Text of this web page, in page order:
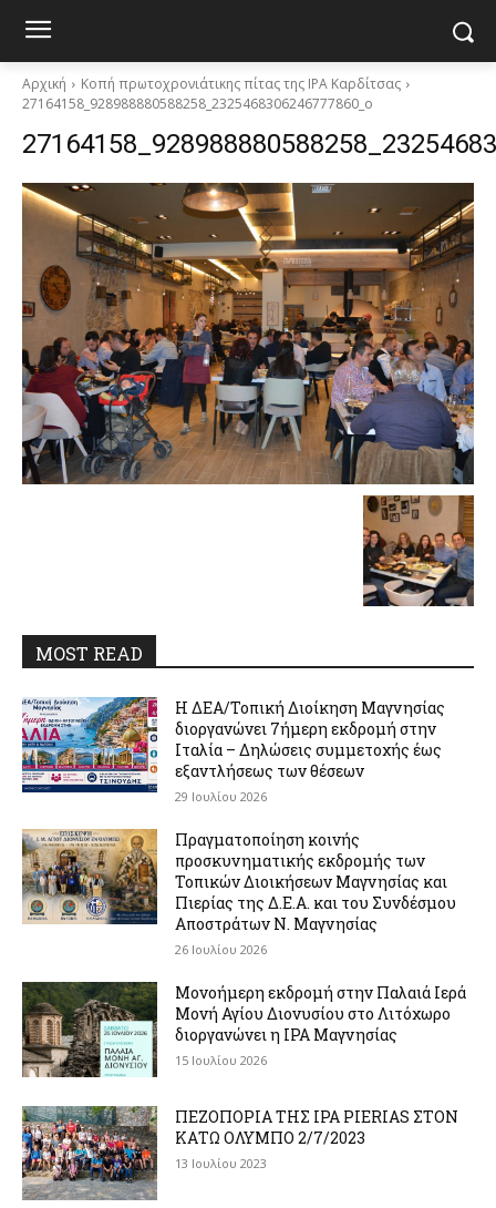
Αρχική
Κοπή πρωτοχρονιάτικης πίτας της ΙΡΑ Καρδίτσας
27164158_928988880588258_2325468306246777860_o
MOST READ
Η ΔΕΑ/Τοπική Διοίκηση Μαγνησίας
διοργανώνει 7ήμερη εκδρομή στην
Ιταλία – Δηλώσεις συμμετοχής έως
εξαντλήσεως των θέσεων
29 Ιουλίου 2026
Πραγματοποίηση κοινής
προσκυνηματικής εκδρομής των
Τοπικών Διοικήσεων Μαγνησίας και
Πιερίας της Δ.Ε.Α. και του Συνδέσμου
Αποστράτων Ν. Μαγνησίας
26 Ιουλίου 2026
Μονοήμερη εκδρομή στην Παλαιά Ιερά
Μονή Αγίου Διονυσίου στο Λιτόχωρο
διοργανώνει η IPA Μαγνησίας
15 Ιουλίου 2026
ΠΕΖΟΠΟΡΙΑ ΤΗΣ IPA PIERIAS ΣΤΟΝ
ΚΑΤΩ ΟΛΥΜΠΟ 2/7/2023
13 Ιουλίου 2023